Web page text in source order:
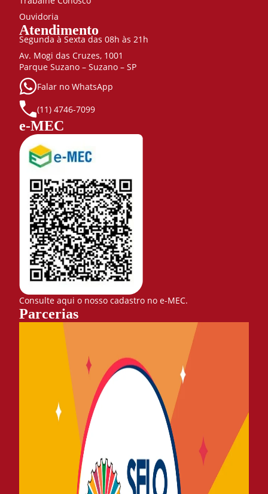
Ouvidoria
Atendimento
Segunda à Sexta das 08h às 21h
Av. Mogi das Cruzes, 1001
Parque Suzano – Suzano – SP
Falar no WhatsApp
(11) 4746-7099
e-MEC
Consulte aqui o nosso cadastro no e-MEC.
Parcerias